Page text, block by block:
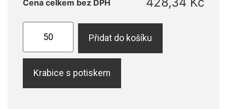
Cena celkem bez DPH
Přidat do košíku
Krabice s potiskem